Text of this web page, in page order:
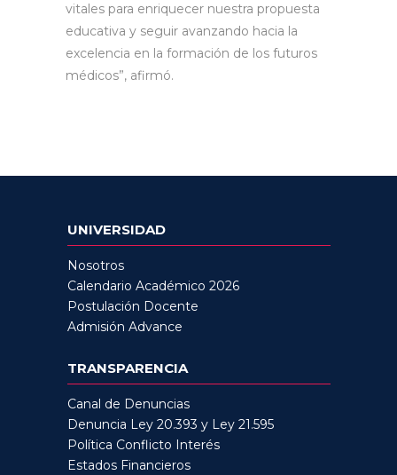
vitales para enriquecer nuestra propuesta
educativa y seguir avanzando hacia la
excelencia en la formación de los futuros
médicos”, afirmó.
UNIVERSIDAD
Nosotros
Calendario Académico 2026
Postulación Docente
Admisión Advance
TRANSPARENCIA
Canal de Denuncias
Denuncia Ley 20.393 y Ley 21.595
Política Conflicto Interés
Estados Financieros